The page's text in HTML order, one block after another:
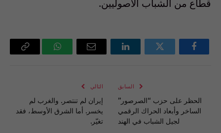
قطاع من الشباب الأصوليين.
فيسبوك تويتر لينكدإن
البريد
واتساب Copy
السابق
الحظر على حزب “الصرصور”
الساخر وأبعاد الحراك الرقمي
لجيل الشباب في الهند
التالي
إيران لم تنتصر. والغرب لم
يخسر. أما الشرق الأوسط، فقد
تغيّر.